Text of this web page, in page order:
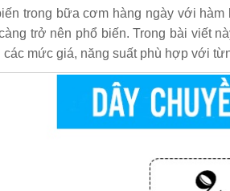
trong bữa cơm hàng ngày với
trở nên phổ biến. Trong bài viết
mức giá, năng suất phù hợp với